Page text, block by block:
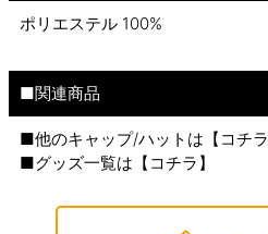
ポリエステル 100%
■関連商品
■他のキャップ/ハットは【 コチラ
■グッズ一覧は【 コチラ 】